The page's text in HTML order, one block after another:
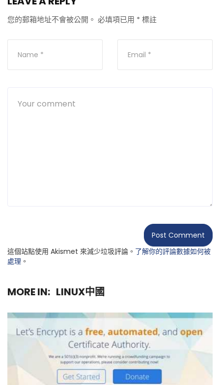
您的郵箱地址不會被公開。 必填項已用 * 標註
這個站點使用 Akismet 來減少垃圾評論。 了解你的評論數據如何被
處理 。
MORE IN: LINUX中國